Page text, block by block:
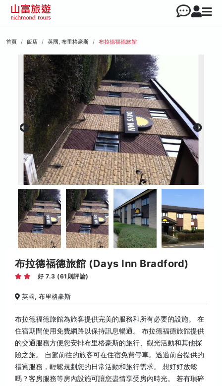
首頁 飯店 英國, 布里格豪斯 布拉德福德旅館
布拉德福德旅館 (Days Inn Bradford)
好 7.3 (61則評論)
英國, 布里格豪斯
布拉德福德旅館為旅客提供完美的服務和所有必要的設施。 在
住宿期間使用免費網路以保持訊息暢通。 布拉德福德旅館提供
的交通服務方便您安排布里格豪斯的旅行、觀光活動和其他探
險之旅。 自駕前往的旅客可在住宿免費停車。透過前台提供的
禮賓服務，輕鬆規劃您的日常活動和旅行需求。 想好好放鬆
嗎？客房服務等房內設施可讓您盡情享受房內時光。 若有瑣碎